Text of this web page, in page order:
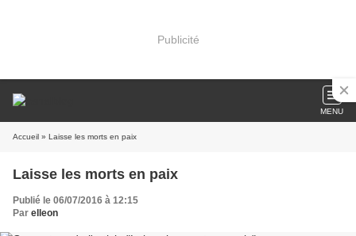
Publicité
MENU
Accueil » Laisse les morts en paix
Laisse les morts en paix
Publié le 06/07/2016 à 12:15
Par elleon